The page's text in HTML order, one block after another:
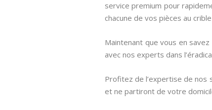
service premium pour
chacune de vos pièces au
Maintenant que vous en
avec nos experts dans
Profitez de l’expertise de nos
et ne partiront de votre